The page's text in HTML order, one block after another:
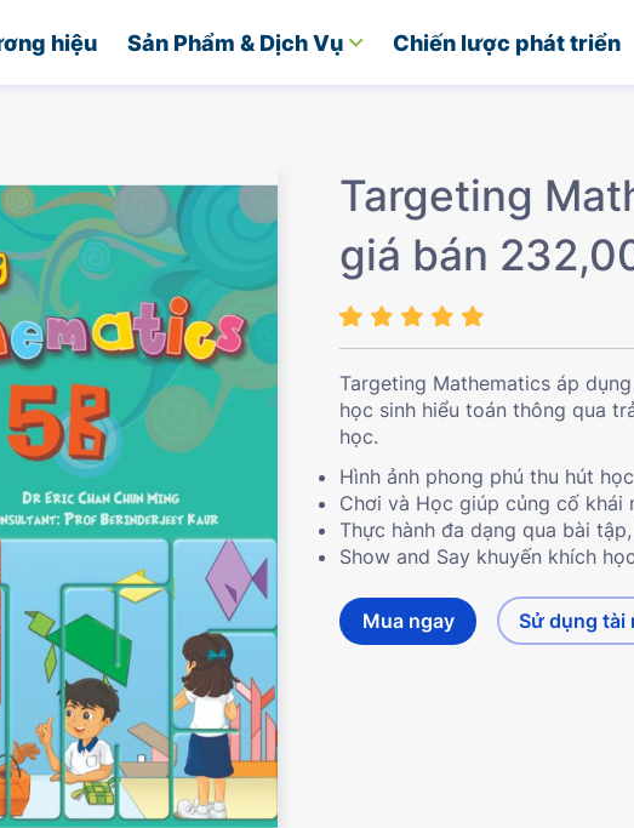
hiệu Sản Phẩm & Dịch Vụ Chiến lược phát triển
Targeting
giá bán
Targeting Mathematics áp
học sinh hiểu toán thông qua
học.
Hình ảnh phong phú thu hút
Chơi và Học giúp củng cố khái
Thực hành đa dạng qua bài
Show and Say khuyến khích
Mua ngay Sử dụng tài